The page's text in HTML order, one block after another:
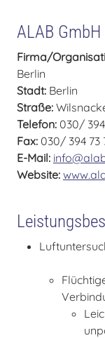
ALAB
Firma/
Berlin
Stadt: Berlin
Straße:
Telefon: 030/
Fax: 030/ 394 73
E-Mail:
Website: